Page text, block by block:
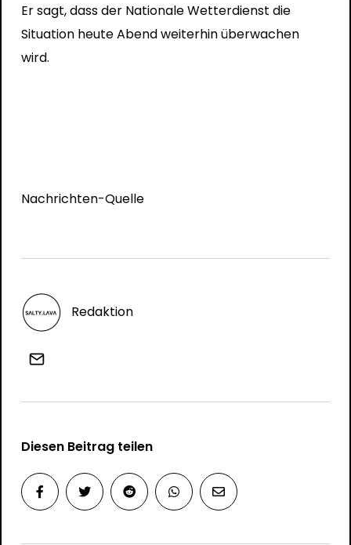
Er sagt, dass der Nationale Wetterdienst die
Situation heute Abend weiterhin überwachen
wird.
Nachrichten-Quelle
Redaktion
Diesen Beitrag teilen